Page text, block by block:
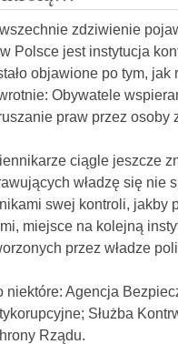
zdziwienie
Polsce jest instytucja
objawione po tym,
Obywatele
praw przez osoby
ciągle jeszcze
władzę się nie
swej kontroli, jakby
miejsce na kolejną
przez władze
niektóre: Agencja
Służba
Rządu.